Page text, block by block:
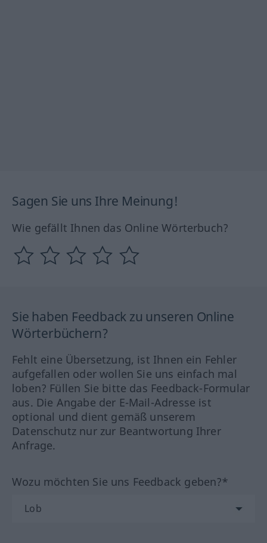
Sagen Sie uns Ihre Meinung!
Wie gefällt Ihnen das Online Wörterbuch?
Sie haben Feedback zu unseren Online
Wörterbüchern?
Fehlt eine Übersetzung, ist Ihnen ein Fehler
aufgefallen oder wollen Sie uns einfach mal
loben? Füllen Sie bitte das Feedback-Formular
aus. Die Angabe der E-Mail-Adresse ist
optional und dient gemäß unserem
Datenschutz nur zur Beantwortung Ihrer
Anfrage.
Wozu möchten Sie uns Feedback geben?*